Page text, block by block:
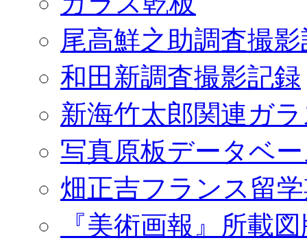
尾高鮮之助調査撮
和田新調査撮影記録
新海竹太郎関連ガ
写真原板データベ
畑正吉フランス留
『美術画報』所載